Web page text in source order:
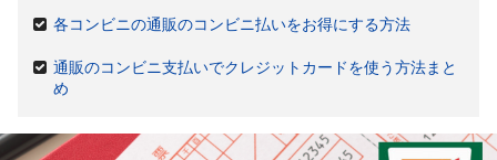
各コンビニの通販のコンビニ払いをお得にする方法
通販のコンビニ支払いでクレジットカードを使う方法まと
め